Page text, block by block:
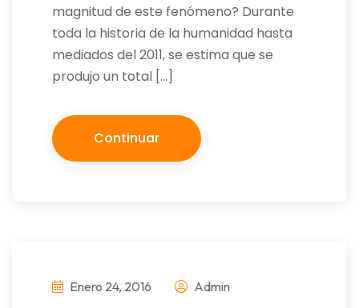
magnitud de este fenómeno? Durante
toda la historia de la humanidad hasta
mediados del 2011, se estima que se
produjo un total […]
Continuar
Enero 24, 2016 Admin